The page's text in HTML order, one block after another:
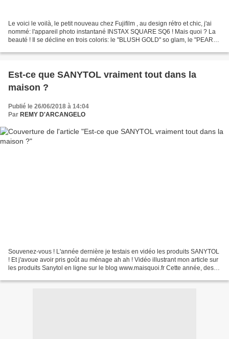
Le voici le voilà, le petit nouveau chez Fujifilm , au design rétro et chic, j'ai
nommé: l'appareil photo instantané INSTAX SQUARE SQ6 ! Mais quoi ? La
beauté ! Il se décline en trois coloris: le "BLUSH GOLD" so glam, le "PEARL
Est-ce que SANYTOL vraiment tout dans la
maison ?
Publié le 26/06/2018 à 14:04
Par REMY D'ARCANGELO
Souvenez-vous ! L'année dernière je testais en vidéo les produits SANYTOL
! Et j'avoue avoir pris goût au ménage ah ah ! Vidéo illustrant mon article sur
les produits Sanytol en ligne sur le blog www.maisquoi.fr Cette année, des